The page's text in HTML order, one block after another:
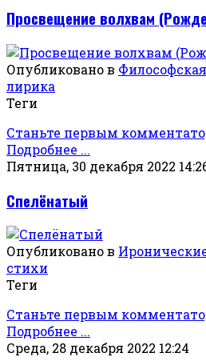
Просвещение волхвам
Опубликовано в
лирика
Теги
Станьте первым
Подробнее ...
Пятница, 30 декабря 2022
Спелёнатый
Опубликовано в
стихи
Теги
Станьте первым
Подробнее ...
Среда, 28 декабря 2022 12:24